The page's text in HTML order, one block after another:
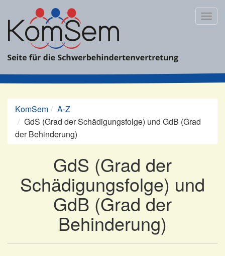
Inhalt
springen
KomSem
A-Z
GdS (Grad der Schädigungsfolge) und GdB (Grad
der Behinderung)
GdS (Grad der
Schädigungsfolge) und
GdB (Grad der
Behinderung)